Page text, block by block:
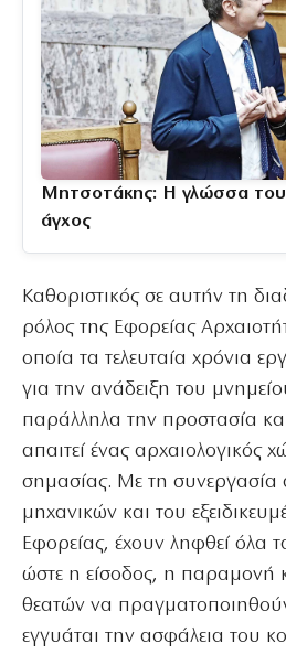
Μητσοτάκης: Η γλώσσα του
άγχος
Καθοριστικός σε αυτήν τη
ρόλος της Εφορείας
οποία τα τελευταία χρόνια
για την ανάδειξη του
παράλληλα την προστασία
απαιτεί ένας αρχαιολογικός
σημασίας. Με τη συνεργασία
μηχανικών και του
Εφορείας, έχουν ληφθεί όλα
ώστε η είσοδος, η παραμονή
θεατών να
εγγυάται την ασφάλεια του